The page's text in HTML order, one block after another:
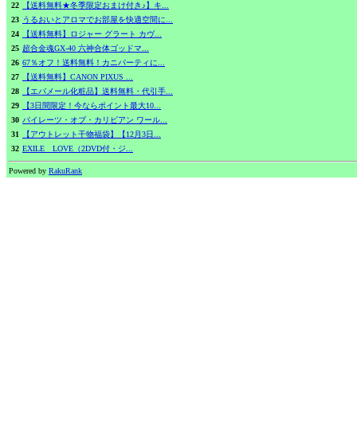
22
【送料無料★冬季限定おまけ付き♪】キ...
23 うるおいとアロマでお部屋を快適空間に...
24
【送料無料】ロジャー グラート カヴ...
25 超合金魂GX-40 六神合体ゴッドマ...
26 67％オフ！送料無料！カニパーティに...
27
【送料無料】CANON PIXUS ...
28
【エバメール化粧品】送料無料・代引手...
29
【3日間限定！今ならポイント最大10...
30 パイレーツ・オブ・カリビアン ワール...
31
【アウトレット干物福袋】【12月3日...
32 EXILE LOVE（2DVD付・ジ...
Powered by RakuRank